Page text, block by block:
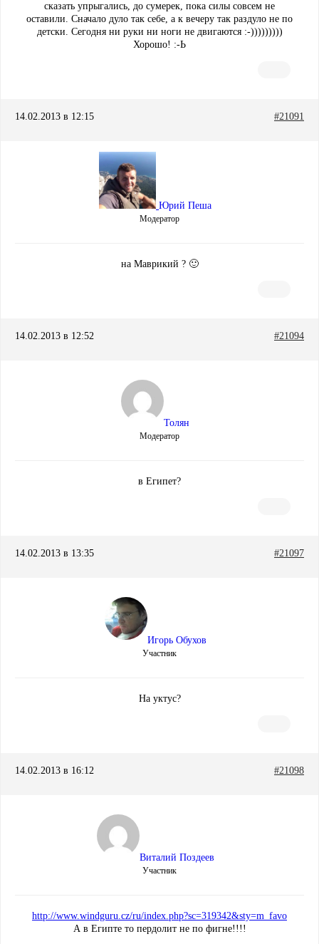
сказать упрыгались, до сумерек, пока силы совсем не
оставили. Сначало дуло так себе, а к вечеру так раздуло не по
детски. Сегодня ни руки ни ноги не двигаются :-)))))))))
Хорошо! :-Ь
14.02.2013 в 12:15 #21091
Юрий Пеша
Модератор
на Маврикий ? 🙂
14.02.2013 в 12:52 #21094
Толян
Модератор
в Египет?
14.02.2013 в 13:35 #21097
Игорь Обухов
Участник
На уктус?
14.02.2013 в 16:12 #21098
Виталий Поздеев
Участник
http://www.windguru.cz/ru/index.php?sc=319342&sty=m_favo
А в Египте то пердолит не по фигне!!!!